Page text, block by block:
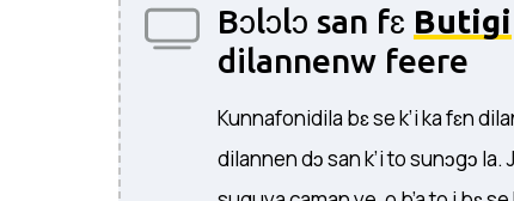
Bɔlɔlɔ san fɛ Butigi
dilannenw feere
Kunnafonidila bɛ se k’i ka fɛn
dilannen dɔ san k’i to sunɔgɔ la.